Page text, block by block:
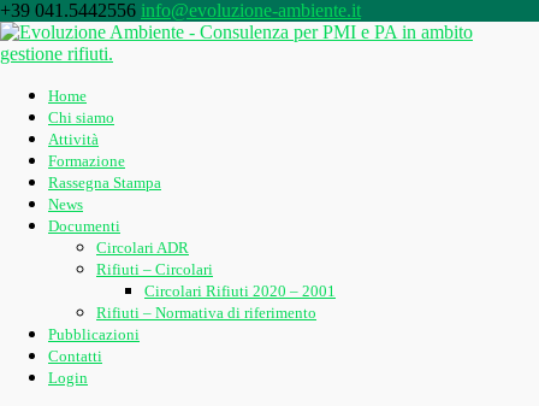
+39 041.5442556 info@evoluzione-ambiente.it
Home
Chi siamo
Attività
Formazione
Rassegna Stampa
News
Documenti
Circolari ADR
Rifiuti – Circolari
Circolari Rifiuti 2020 – 2001
Rifiuti – Normativa di riferimento
Pubblicazioni
Contatti
Login